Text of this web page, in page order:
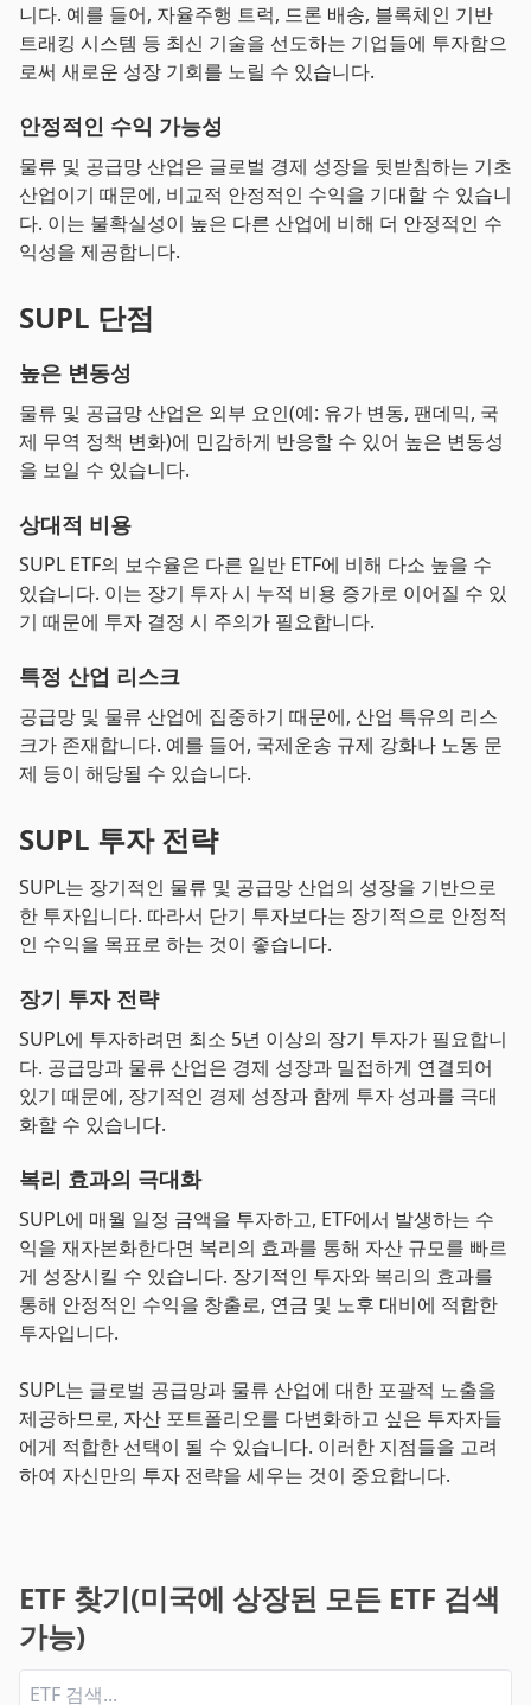
니다. 예를 들어, 자율주행 트럭, 드론 배송, 블록체인 기반
트래킹 시스템 등 최신 기술을 선도하는 기업들에 투자함으
로써 새로운 성장 기회를 노릴 수 있습니다.
안정적인 수익 가능성
물류 및 공급망 산업은 글로벌 경제 성장을 뒷받침하는 기초
산업이기 때문에, 비교적 안정적인 수익을 기대할 수 있습니
다. 이는 불확실성이 높은 다른 산업에 비해 더 안정적인 수
익성을 제공합니다.
SUPL 단점
높은 변동성
물류 및 공급망 산업은 외부 요인(예: 유가 변동, 팬데믹, 국
제 무역 정책 변화)에 민감하게 반응할 수 있어 높은 변동성
을 보일 수 있습니다.
상대적 비용
SUPL ETF의 보수율은 다른 일반 ETF에 비해 다소 높을 수
있습니다. 이는 장기 투자 시 누적 비용 증가로 이어질 수 있
기 때문에 투자 결정 시 주의가 필요합니다.
특정 산업 리스크
공급망 및 물류 산업에 집중하기 때문에, 산업 특유의 리스
크가 존재합니다. 예를 들어, 국제운송 규제 강화나 노동 문
제 등이 해당될 수 있습니다.
SUPL 투자 전략
SUPL는 장기적인 물류 및 공급망 산업의 성장을 기반으로
한 투자입니다. 따라서 단기 투자보다는 장기적으로 안정적
인 수익을 목표로 하는 것이 좋습니다.
장기 투자 전략
SUPL에 투자하려면 최소 5년 이상의 장기 투자가 필요합니
다. 공급망과 물류 산업은 경제 성장과 밀접하게 연결되어
있기 때문에, 장기적인 경제 성장과 함께 투자 성과를 극대
화할 수 있습니다.
복리 효과의 극대화
SUPL에 매월 일정 금액을 투자하고, ETF에서 발생하는 수
익을 재자본화한다면 복리의 효과를 통해 자산 규모를 빠르
게 성장시킬 수 있습니다. 장기적인 투자와 복리의 효과를
통해 안정적인 수익을 창출로, 연금 및 노후 대비에 적합한
투자입니다.
SUPL는 글로벌 공급망과 물류 산업에 대한 포괄적 노출을
제공하므로, 자산 포트폴리오를 다변화하고 싶은 투자자들
에게 적합한 선택이 될 수 있습니다. 이러한 지점들을 고려
하여 자신만의 투자 전략을 세우는 것이 중요합니다.
ETF 찾기(미국에 상장된 모든 ETF 검색
가능)